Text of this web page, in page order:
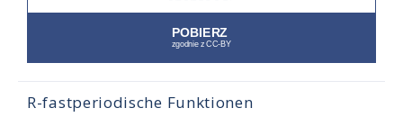
R-fastperiodische Funktionen